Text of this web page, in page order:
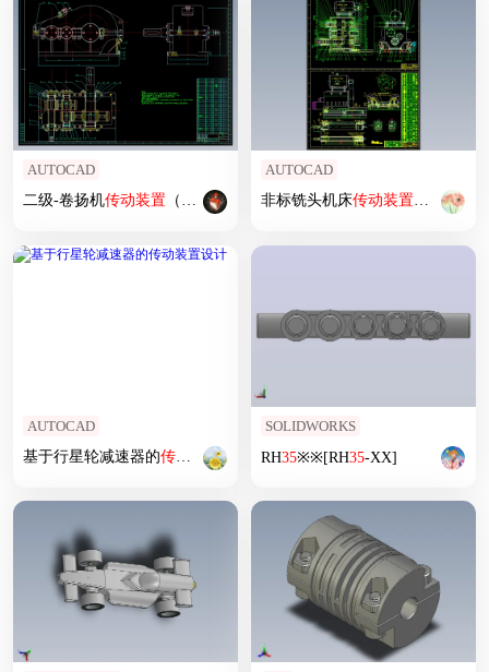
AUTOCAD
二级-卷扬机传动装置（3）
AUTOCAD
非标铣头机床传动装置装配图
AUTOCAD
基于行星轮减速器的传动装置 设计
SOLIDWORKS
RH35※※[RH35-XX]